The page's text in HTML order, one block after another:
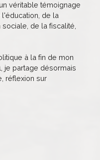
véritable témoignage
de la
de la fiscalité,
à la fin de mon
je partage désormais
réflexion sur